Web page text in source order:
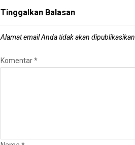
Tinggalkan Balasan
Alamat email Anda tidak akan dipublikasikan.
Komentar*